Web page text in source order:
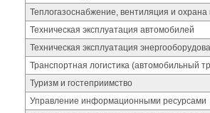
Теплогазоснабжение, вентиляция и
Техническая эксплуатация автомобилей
Техническая эксплуатация
Транспортная логистика (автомобильный
Туризм и гостеприимство
Управление информационными ресурсами